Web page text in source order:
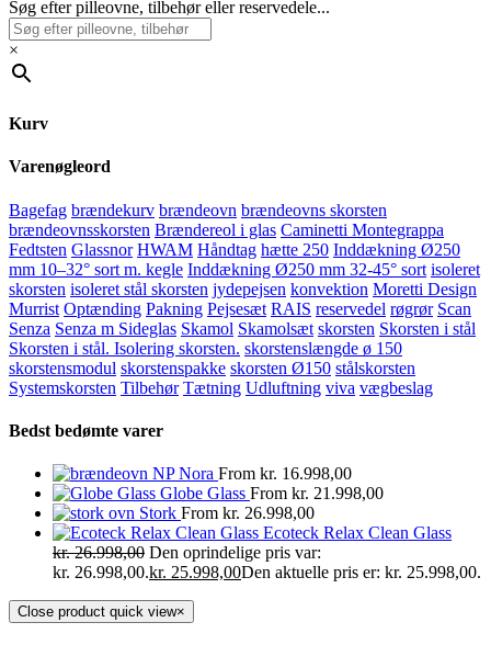
Søg efter pilleovne, tilbehør eller reservedele...
×
Kurv
Varenøgleord
Bagefag brændekurv brændeovn brændeovns skorsten
brændeovnsskorsten Brændereol i glas Caminetti Montegrappa
Fedtsten Glassnor HWAM Håndtag hætte 250 Inddækning Ø250
mm 10–32° sort m. kegle Inddækning Ø250 mm 32-45° sort isoleret
skorsten isoleret stål skorsten jydepejsen konvektion Moretti Design
Murrist Optænding Pakning Pejsesæt RAIS reservedel røgrør Scan
Senza Senza m Sideglas Skamol Skamolsæt skorsten Skorsten i stål
Skorsten i stål. Isolering skorsten. skorstenslængde ø 150
skorstensmodul skorstenspakke skorsten Ø150 stålskorsten
Systemskorsten Tilbehør Tætning Udluftning viva vægbeslag
Bedst bedømte varer
NP Nora From kr. 16.998,00
Globe Glass From kr. 21.998,00
Stork From kr. 26.998,00
Ecoteck Relax Clean Glass
kr.26.998,00 Den oprindelige pris var:
kr. 26.998,00.kr. 25.998,00Den aktuelle pris er: kr. 25.998,00.
Close product quick view×